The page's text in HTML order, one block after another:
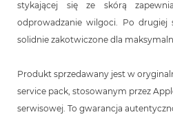
stykającej się ze skórą
odprowadzanie wilgoci. Po drugiej
solidnie zakotwiczone dla
Produkt sprzedawany jest w
service pack, stosowanym przez
serwisowej. To gwarancja